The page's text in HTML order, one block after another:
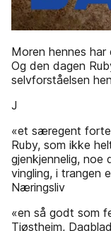
Moren hennes
Og den dagen
selvforståelsen
J
«et særegent
Ruby, som ikke
gjenkjennelig, noe
vingling, i trangen
Næringsliv
«en så godt som
Tjøstheim,